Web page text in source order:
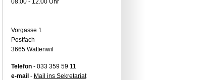
08.00 - 12.00 Uhr
Vorgasse 1
Postfach
3665 Wattenwil
Telefon- 033 359 59 11
e-mail - Mail ins Sekretariat